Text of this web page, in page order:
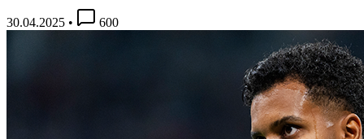
30.04.2025 • 600